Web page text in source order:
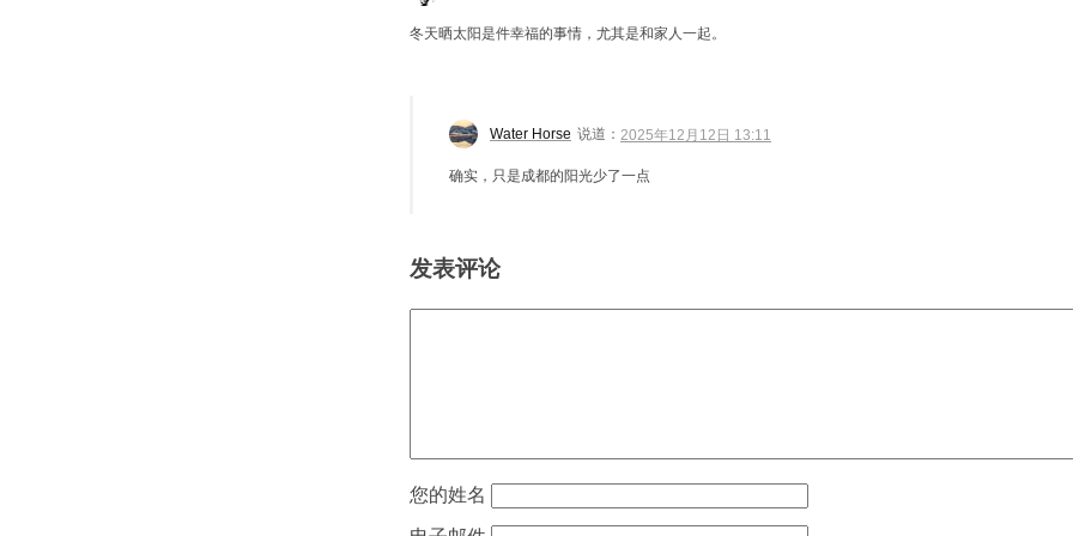
冬天晒太阳是件幸福的事情，尤其是和家人一起。
Water Horse 说道： 2025年12月12日 13:11
确实，只是成都的阳光少了一点
发表评论
姓名